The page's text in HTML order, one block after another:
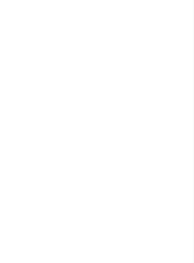
la base d’un
des
tiers, mais ces
de
Nous
pour
visitez de
certains
personnaliser